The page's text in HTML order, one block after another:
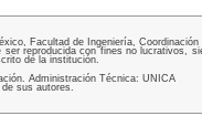
Facultad de Ingeniería,
ser reproducida con fines no lucrativos,
de la institución.
Administración Técnica: UNICA
sus autores.